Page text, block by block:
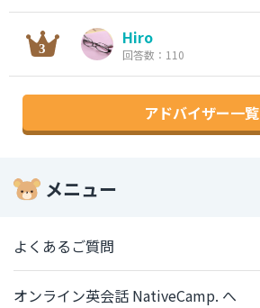
Hiro
回答数：110
アドバイザー一覧
メニュー
よくあるご質問
オンライン英会話 NativeCamp. へ